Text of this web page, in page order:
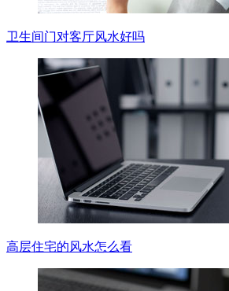
卫生间门对客厅风水好吗
高层住宅的风水怎么看